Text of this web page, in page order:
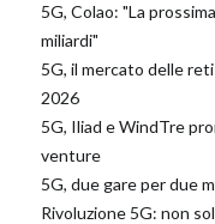
5G, Colao: "La
miliardi"
5G, il mercato delle
2026
5G, Iliad e WindTre
venture
5G, due gare per due
Rivoluzione 5G: non